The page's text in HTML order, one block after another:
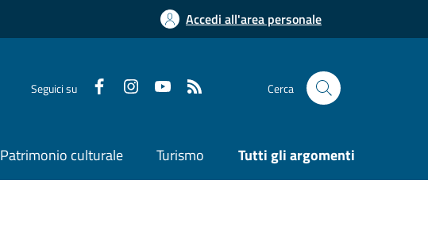
Accedi all'area personale
Seguici su Cerca
Patrimonio culturale Turismo Tutti gli argomenti